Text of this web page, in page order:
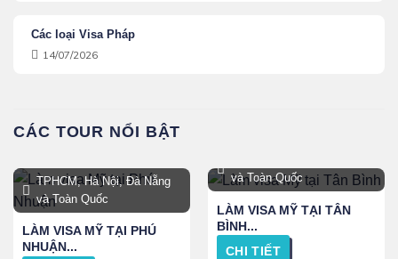
Các loại Visa Pháp
14/07/2026
CÁC TOUR NỔI BẬT
TPHCM, Hà Nội, Đà Nẵng
và Toàn Quốc
LÀM VISA MỸ TẠI PHÚ
NHUẬN...
và Toàn Quốc
LÀM VISA MỸ TẠI TÂN
BÌNH...
CHI TIẾT